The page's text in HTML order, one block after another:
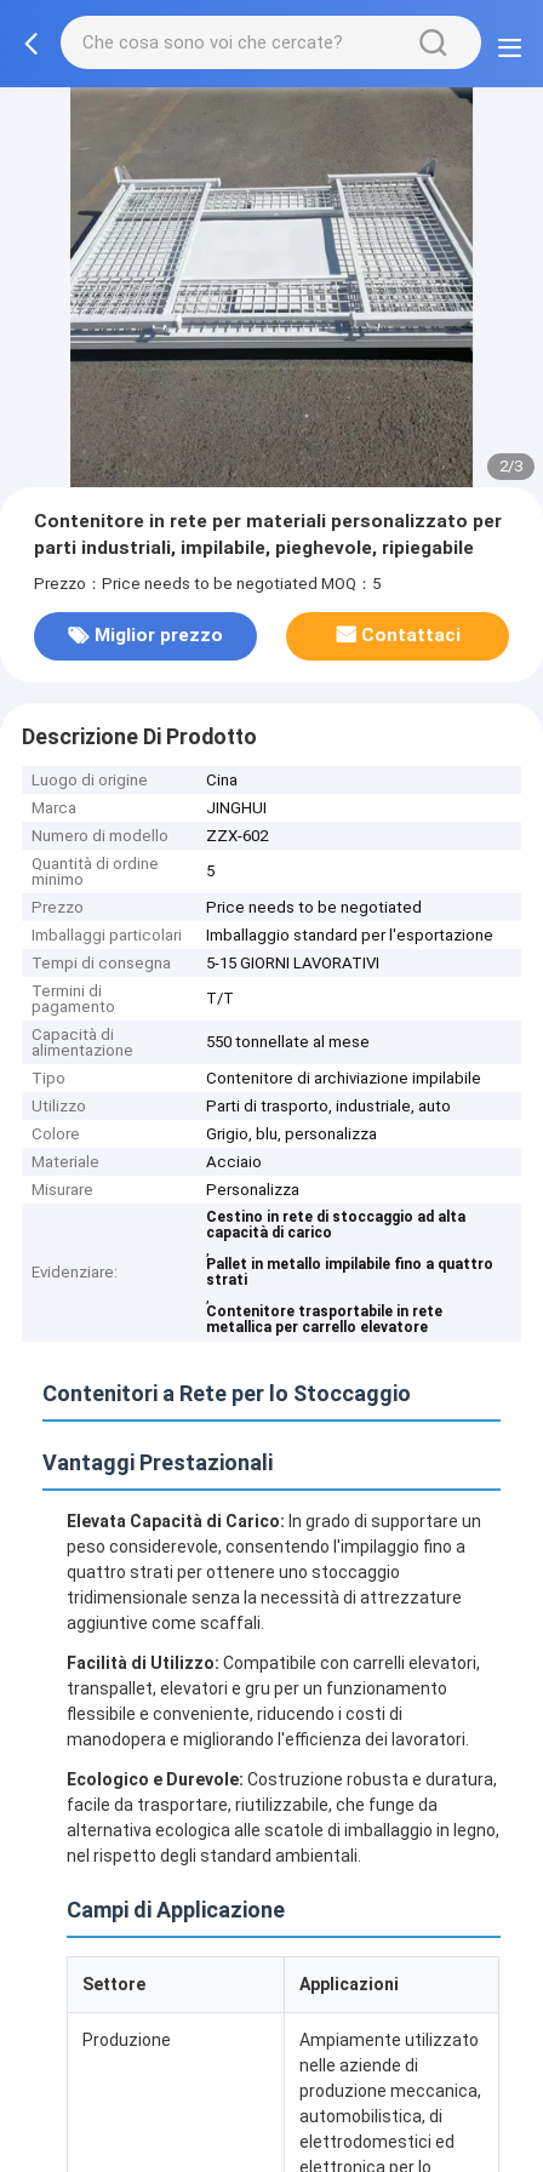
2/3
Contenitore in rete per materiali personalizzato per
parti industriali, impilabile, pieghevole, ripiegabile
Prezzo：Price needs to be negotiated MOQ：5
Miglior prezzo Contattaci
Descrizione Di Prodotto
Luogo di origine
Cina
Marca
JINGHUI
Numero di modello
ZZX-602
Quantità di ordine
minimo
5
Prezzo
Price needs to be negotiated
Imballaggi particolari
Imballaggio standard per l'esportazione
Tempi di consegna
5-15 GIORNI LAVORATIVI
Termini di
pagamento
T/T
Capacità di
alimentazione
550 tonnellate al mese
Tipo
Contenitore di archiviazione impilabile
Utilizzo
Parti di trasporto, industriale, auto
Colore
Grigio, blu, personalizza
Materiale
Acciaio
Misurare
Personalizza
Evidenziare:
Cestino in rete di stoccaggio ad alta
capacità di carico
,
Pallet in metallo impilabile fino a quattro
strati
,
Contenitore trasportabile in rete
metallica per carrello elevatore
Contenitori a Rete per lo Stoccaggio
Vantaggi Prestazionali
Elevata Capacità di Carico: In grado di supportare un
peso considerevole, consentendo l'impilaggio fino a
quattro strati per ottenere uno stoccaggio
tridimensionale senza la necessità di attrezzature
aggiuntive come scaffali.
Facilità di Utilizzo: Compatibile con carrelli elevatori,
transpallet, elevatori e gru per un funzionamento
flessibile e conveniente, riducendo i costi di
manodopera e migliorando l'efficienza dei lavoratori.
Ecologico e Durevole: Costruzione robusta e duratura,
facile da trasportare, riutilizzabile, che funge da
alternativa ecologica alle scatole di imballaggio in legno,
nel rispetto degli standard ambientali.
Campi di Applicazione
Settore Applicazioni
Produzione
Ampiamente utilizzato
nelle aziende di
produzione meccanica,
automobilistica, di
elettrodomestici ed
elettronica per lo